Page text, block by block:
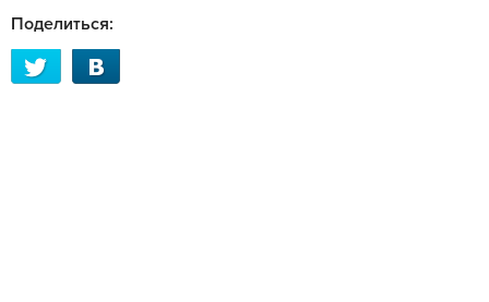
Поделиться: